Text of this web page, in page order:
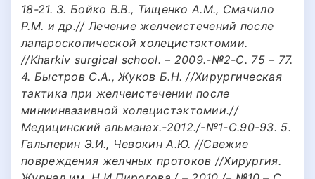
18-21. 3. Бойко В.В., Тищенко А.М., Смачило
Р.М. и др.// Лечение желчеистечений после
лапароскопической холецистэктомии.
//Kharkiv surgical school. – 2009.-№2-С. 75 – 77.
4. Быстров С.А., Жуков Б.Н. //Хирургическая
тактика при желчеистечении после
миниинвазивной холецистэктомии.//
Медицинский альманах.-2012./-№1-С.90-93. 5.
Гальперин Э.И., Чевокин А.Ю. //Свежие
повреждения желчных протоков //Хирургия.